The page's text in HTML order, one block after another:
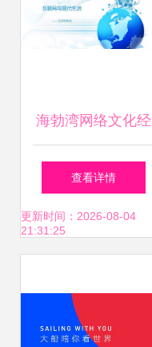
海勃湾网络文化经
营许可证演出剧目
查看详情
更新时间：2026-08-04
21:31:25